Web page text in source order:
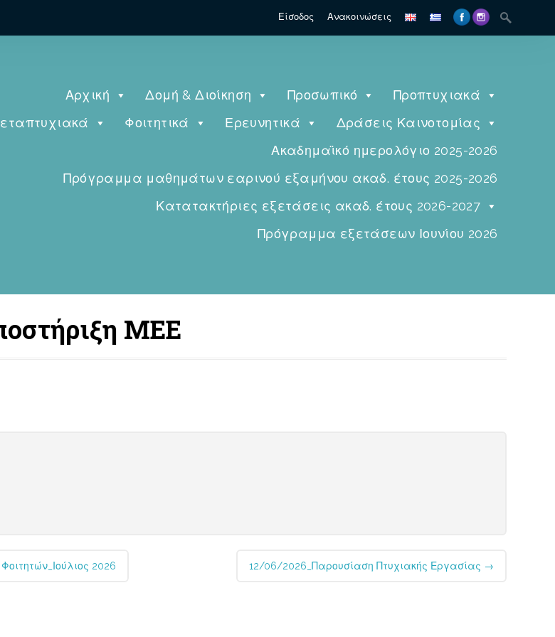
Είσοδος Ανακοινώσεις
Αρχική Δομή & Διοίκηση Προσωπικό
Προπτυχιακά
Φοιτητικά Ερευνητικά
Δράσεις Καινοτομίας
Ακαδημαϊκό ημερολόγιο 2025-2026
Πρόγραμμα μαθημάτων εαρινού εξαμήνου ακαδ. έτους 2025-2026
Κατατακτήριες εξετάσεις ακαδ. έτους 2026-2027
Πρόγραμμα εξετάσεων Ιουνίου 2026
ΜΕΕ
2026 12/06/2026_Παρουσίαση Πτυχιακής Εργασίας →